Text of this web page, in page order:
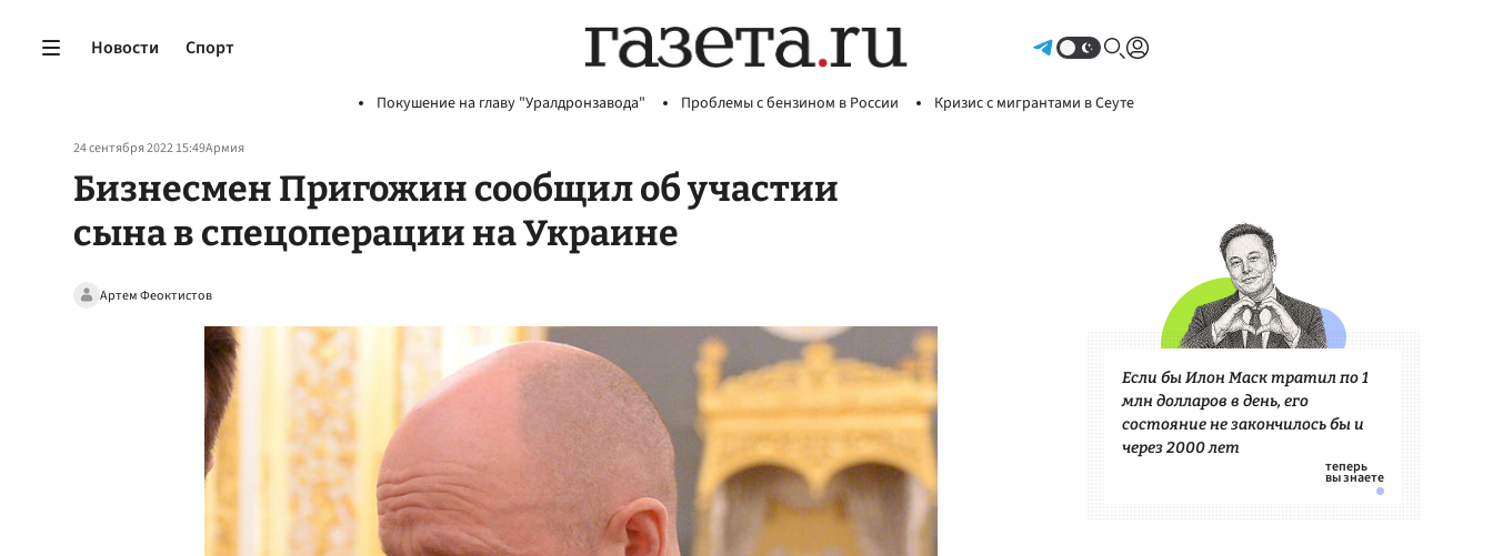
Новости Спорт
Покушение на главу "Уралдронзавода" Проблемы с бензином в России Кризис с мигрантами в Сеуте
24 сентября 2022 15:49Армия
Бизнесмен Пригожин сообщил об участии
сына в спецоперации на Украине
Артем Феоктистов
Если бы Илон Маск тратил по 1
млн долларов в день, его
состояние не закончилось бы и
через 2000 лет